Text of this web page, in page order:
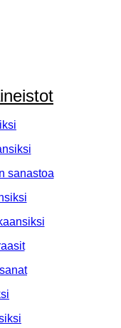
sanastoa